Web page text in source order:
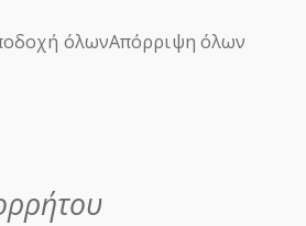
όλωνΑπόρριψη όλων